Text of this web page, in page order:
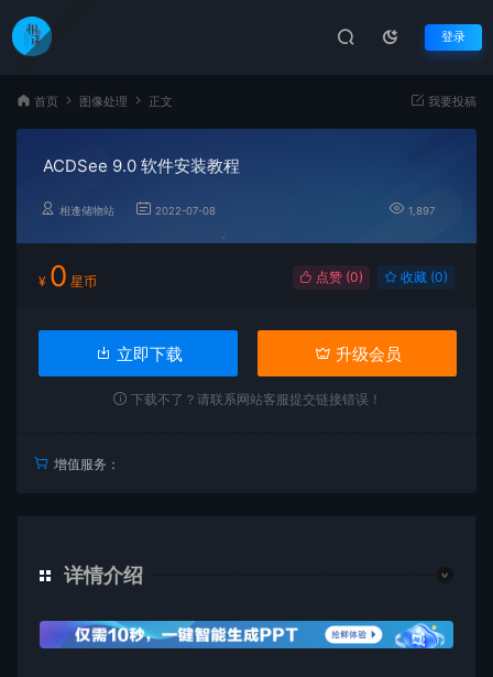
登录
首页 图像处理 正文 我要投稿
ACDSee 9.0 软件安装教程
相逢储物站 2022-07-08 1,897
¥ 0 星币 点赞 (0) 收藏 (0)
立即下载 升级会员
下载不了？请联系网站客服提交链接错误！
增值服务：
详情介绍